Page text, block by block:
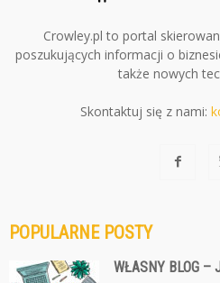
Crowley.pl to portal
poszukujących informacji o
także nowych
Skontaktuj się z nami:
POPULARNE POSTY
WŁASNY BLOG –